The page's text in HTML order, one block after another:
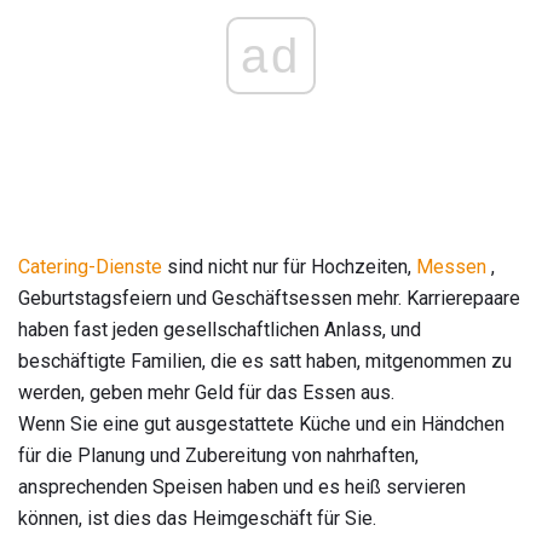
ad
Catering-Dienste sind nicht nur für Hochzeiten, Messen ,
Geburtstagsfeiern und Geschäftsessen mehr. Karrierepaare
haben fast jeden gesellschaftlichen Anlass, und
beschäftigte Familien, die es satt haben, mitgenommen zu
werden, geben mehr Geld für das Essen aus.
Wenn Sie eine gut ausgestattete Küche und ein Händchen
für die Planung und Zubereitung von nahrhaften,
ansprechenden Speisen haben und es heiß servieren
können, ist dies das Heimgeschäft für Sie.